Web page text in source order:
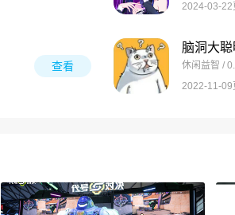
2024-03-22
查看
脑洞大聪
休闲益智 /
2022-11-09